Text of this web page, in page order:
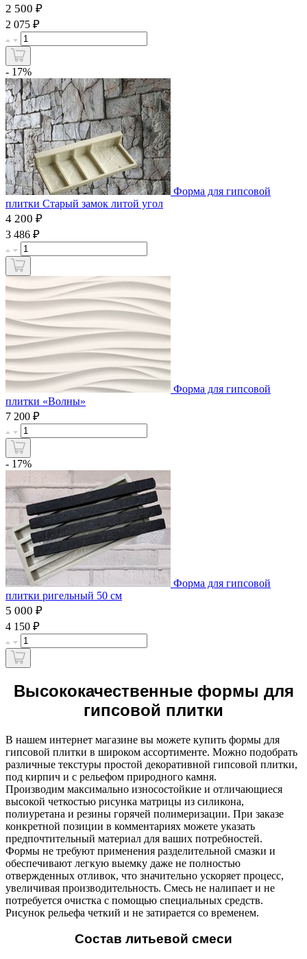
2 500 ₽
2 075 ₽
- 17%
Форма для гипсовой
плитки Старый замок литой угол
4 200 ₽
3 486 ₽
Форма для гипсовой
плитки «Волны»
7 200 ₽
- 17%
Форма для гипсовой
плитки ригельный 50 см
5 000 ₽
4 150 ₽
Высококачественные формы для
гипсовой плитки
В нашем интернет магазине вы можете купить формы для
гипсовой плитки в широком ассортименте. Можно подобрать
различные текстуры простой декоративной гипсовой плитки,
под кирпич и с рельефом природного камня.
Производим максимально износостойкие и отличающиеся
высокой четкостью рисунка матрицы из силикона,
полиуретана и резины горячей полимеризации. При заказе
конкретной позиции в комментариях можете указать
предпочтительный материал для ваших потребностей.
Формы не требуют применения разделительной смазки и
обеспечивают легкую выемку даже не полностью
отвержденных отливок, что значительно ускоряет процесс,
увеличивая производительность. Смесь не налипает и не
потребуется очистка с помощью специальных средств.
Рисунок рельефа четкий и не затирается со временем.
Состав литьевой смеси